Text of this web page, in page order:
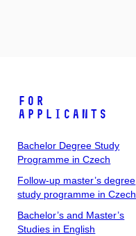
For
Applicants
Bachelor Degree Study
Programme in Czech
Follow-up master’s degree
study programme in Czech
Bachelor’s and Master’s
Studies in English